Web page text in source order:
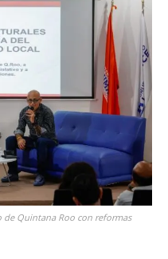
de Quintana Roo con reformas